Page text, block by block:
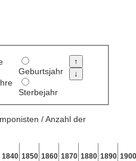
Geburtsjahr
Sterbejahr
/ Anzahl der
1840 1850 1860 1870 1880 1890 1900